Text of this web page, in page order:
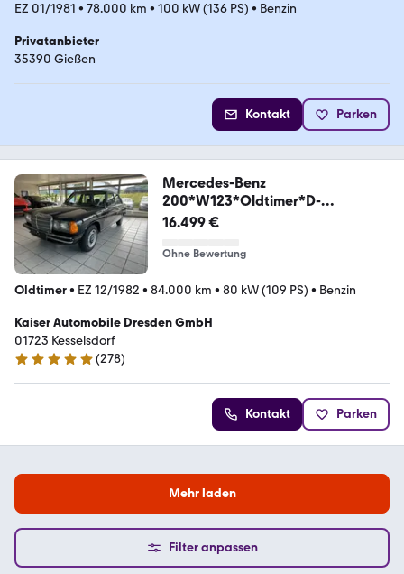
EZ 01/1981 • 78.000 km • 100 kW (136 PS) • Benzin
Privatanbieter
35390 Gießen
Kontakt Parken
Mercedes-Benz
200*W123*Oldtimer*D-
Erstauslieferung*Radio*
16.499 €
Ohne Bewertung
Oldtimer• EZ 12/1982 • 84.000 km • 80 kW (109 PS) • Benzin
Kaiser Automobile Dresden GmbH
01723 Kesselsdorf
4.8 Sterne
(278)
Kontakt Parken
Mehr laden
Filter anpassen